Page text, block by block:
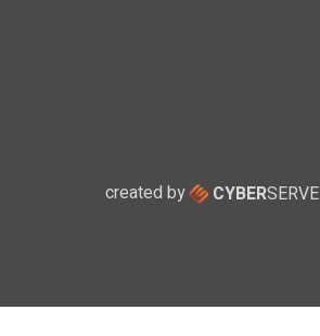
created by CYBERSERVE